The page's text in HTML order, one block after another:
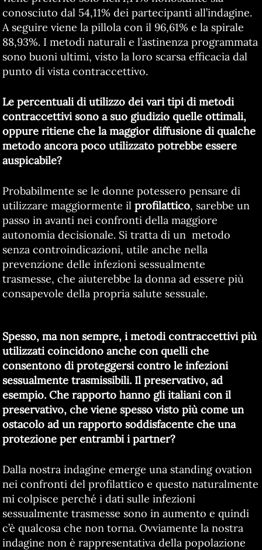
conosciuto dal 54,11% dei partecipanti all’indagine.
A seguire viene la pillola con il 96,61% e la spirale
88,93%. I metodi naturali e l’astinenza programmata
sono buoni ultimi, visto la loro scarsa efficacia dal
punto di vista contraccettivo.
Le percentuali di utilizzo dei vari tipi di metodi
contraccettivi sono a suo giudizio quelle ottimali,
oppure ritiene che la maggior diffusione di qualche
metodo ancora poco utilizzato potrebbe essere
auspicabile?
Probabilmente se le donne potessero pensare di
utilizzare maggiormente il profilattico, sarebbe un
passo in avanti nei confronti della maggiore
autonomia decisionale. Si tratta di un metodo
senza controindicazioni, utile anche nella
prevenzione delle infezioni sessualmente
trasmesse, che aiuterebbe la donna ad essere più
consapevole della propria salute sessuale.
Spesso, ma non sempre, i metodi contraccettivi più
utilizzati coincidono anche con quelli che
consentono di proteggersi contro le infezioni
sessualmente trasmissibili. Il preservativo, ad
esempio. Che rapporto hanno gli italiani con il
preservativo, che viene spesso visto più come un
ostacolo ad un rapporto soddisfacente che una
protezione per entrambi i partner?
Dalla nostra indagine emerge una standing ovation
nei confronti del profilattico e questo naturalmente
mi colpisce perché i dati sulle infezioni
sessualmente trasmesse sono in aumento e quindi
c’è qualcosa che non torna. Ovviamente la nostra
indagine non è rappresentativa della popolazione